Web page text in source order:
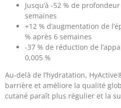
Jusqu’à -52 % de
semaines
+12 % d’augmentation de
% après 6 semaines
-37 % de réduction de
0,005 %
Au-delà de l’hydratation,
barrière et améliore la qualité
cutané paraît plus régulier et la